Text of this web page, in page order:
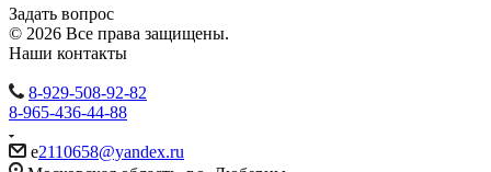
Задать вопрос
© 2026 Все права защищены.
Наши контакты
8-929-508-92-82
8-965-436-44-88
e2110658@yandex.ru